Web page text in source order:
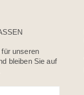
unseren
bleiben Sie auf